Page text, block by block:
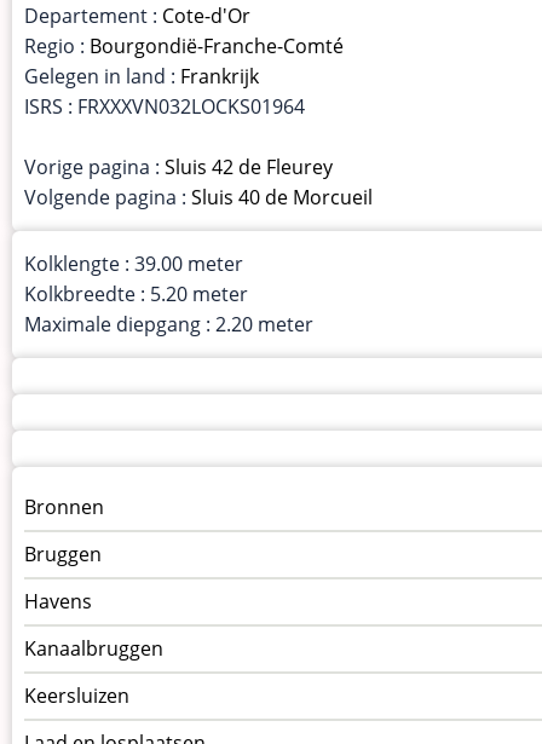
Departement : Cote-d'Or
Regio : Bourgondië-Franche-Comté
Gelegen in land : Frankrijk
ISRS : FRXXXVN032LOCKS01964
Vorige pagina : Sluis 42 de Fleurey
Volgende pagina : Sluis 40 de Morcueil
Kolklengte : 39.00 meter
Kolkbreedte : 5.20 meter
Maximale diepgang : 2.20 meter
Menu
kunstwerken
op
kunstwerkpagina
Bronnen
Bruggen
Havens
Kanaalbruggen
Keersluizen